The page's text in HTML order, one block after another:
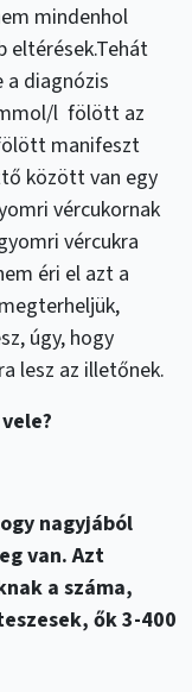
mindenhol
eltérések.Tehát
diagnózis
l fölött az
manifeszt
között van egy
vércukornak
vércukra
éri el azt a
úgy, hogy
lesz az illetőnek.
nagyjából
van. Azt
a száma,
ők 3-400